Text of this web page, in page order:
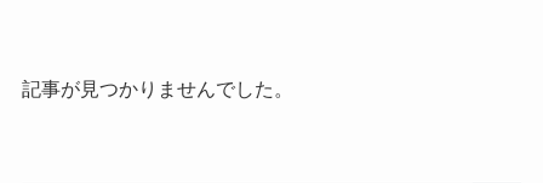
記事が見つかりませんでした。